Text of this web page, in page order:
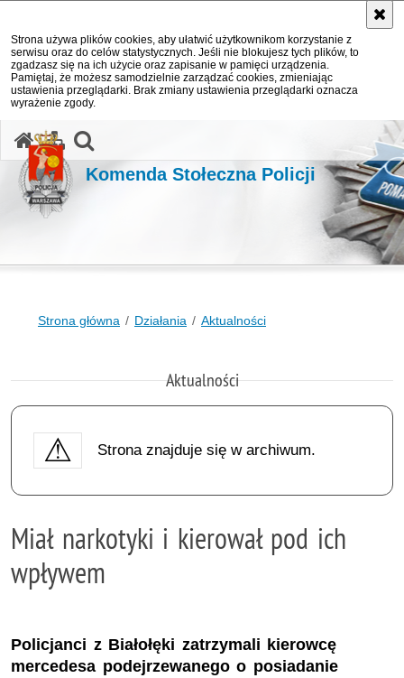
Strona używa plików cookies, aby ułatwić użytkownikom korzystanie z
serwisu oraz do celów statystycznych. Jeśli nie blokujesz tych plików, to
zgadzasz się na ich użycie oraz zapisanie w pamięci urządzenia.
Pamiętaj, że możesz samodzielnie zarządzać cookies, zmieniając
ustawienia przeglądarki. Brak zmiany ustawienia przeglądarki oznacza
wyrażenie zgody.
Komenda Stołeczna Policji
Strona główna Działania Aktualności
Aktualności
Strona znajduje się w archiwum.
Miał narkotyki i kierował pod ich
wpływem
Policjanci z Białołęki zatrzymali kierowcę
mercedesa podejrzewanego o posiadanie